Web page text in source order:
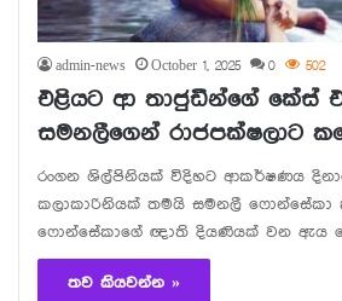
admin-news October 1, 2025 0 502
එළියට ආ තාජුඩීන්ගේ කේස්
සමනලීගෙන් රාජපක්ෂලාට
රංගන ශිල්පිනියක් විදිහට ආකර්ෂණය
කලාකාරිනියක් තමයි සමනලී ෆොන්සේකා
ෆොන්සේකාගේ ඥාති දියණියක් වන ඇය
තව කියවන්න »